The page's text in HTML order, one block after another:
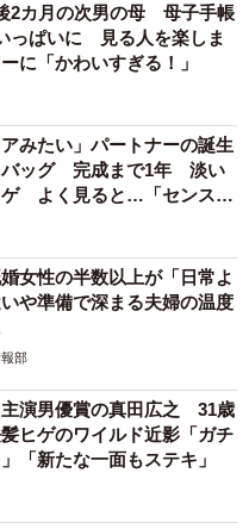
2カ月の次男の母 母子手帳
っぱいに 見る人を楽しま
に「かわいすぎる！」
アみたい」パートナーの誕生
バッグ 完成まで1年 淡い
ゲ よく見ると…「センスす
婚女性の半数以上が「日常よ
や準備で深まる夫婦の温度
部
演男優賞の真田広之 31歳
ヒゲのワイルド近影「ガチ
「新たな一面もステキ」